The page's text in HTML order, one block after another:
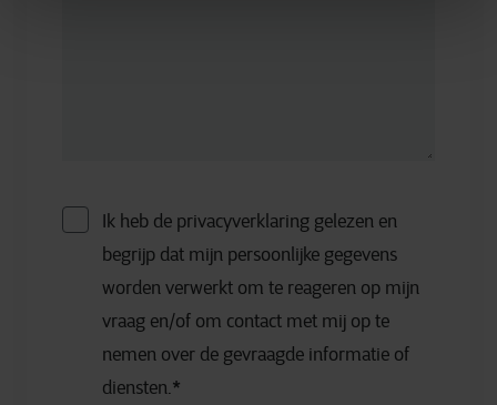
Ik heb de privacyverklaring gelezen en
begrijp dat mijn persoonlijke gegevens
worden verwerkt om te reageren op mijn
vraag en/of om contact met mij op te
nemen over de gevraagde informatie of
diensten.*